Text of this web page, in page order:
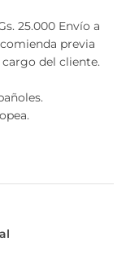
25.000 Envío a
previa
del cliente.